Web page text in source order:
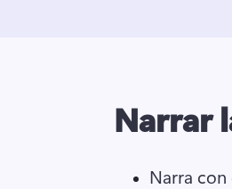
Narrar
Narra